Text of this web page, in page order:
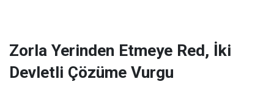
Zorla Yerinden Etmeye Red, İki
Devletli Çözüme Vurgu